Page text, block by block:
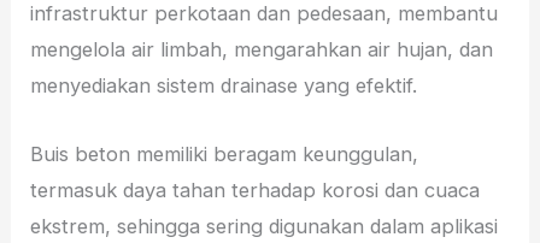
infrastruktur perkotaan dan pedesaan, membantu
mengelola air limbah, mengarahkan air hujan, dan
menyediakan sistem drainase yang efektif.
Buis beton memiliki beragam keunggulan,
termasuk daya tahan terhadap korosi dan cuaca
ekstrem, sehingga sering digunakan dalam aplikasi